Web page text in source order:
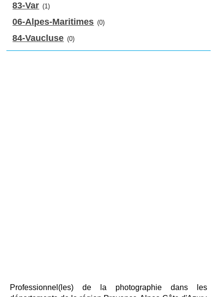
83-Var (1)
06-Alpes-Maritimes (0)
84-Vaucluse (0)
Professionnel(les) de la photographie dans les